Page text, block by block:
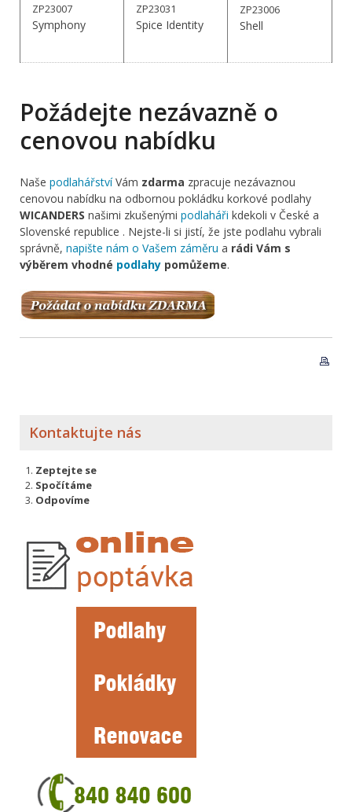
ZP23007
Symphony
ZP23031
Spice Identity
ZP23006
Shell
Požádejte nezávazně o
cenovou nabídku
Naše podlahářstvíVám zdarma zpracuje nezávaznou
cenovou nabídku na odbornou pokládku korkové podlahy
WICANDERS našimi zkušenými podlaháři kdekoli v České a
Slovenské republice . Nejste-li si jistí, že jste podlahu vybrali
správně, napište nám o Vašem záměru a rádi Vám s
výběrem vhodné podlahy pomůžeme.
Kontaktujte nás
Zeptejte se
Spočítáme
Odpovíme